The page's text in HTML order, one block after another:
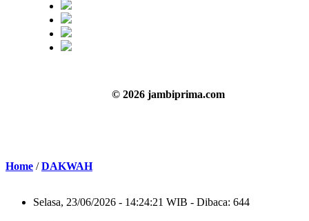
© 2026 jambiprima.com
Home /DAKWAH
Selasa, 23/06/2026 - 14:24:21 WIB - Dibaca: 644